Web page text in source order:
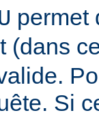
permet
(dans
Si